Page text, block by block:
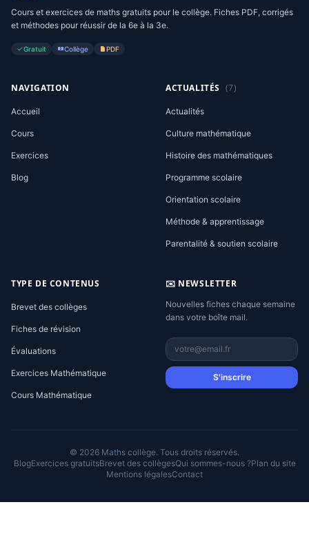
Cours et exercices de maths gratuits pour le collège. Fiches PDF, corrigés
et méthodes pour réussir de la 6e à la 3e.
Gratuit Collège PDF
NAVIGATION
Accueil
Cours
Exercices
Blog
ACTUALITÉS (7)
Actualités
Culture mathématique
Histoire des mathématiques
Programme scolaire
Orientation scolaire
Méthode & apprentissage
Parentalité & soutien scolaire
TYPE DE CONTENUS
Brevet des collèges
Fiches de révision
Évaluations
Exercices Mathématique
Cours Mathématique
✉️ NEWSLETTER
Nouvelles fiches chaque semaine
dans votre boîte mail.
S'inscrire
© 2026 Maths collège. Tous droits réservés.
BlogExercices gratuitsBrevet des collègesQui sommes-nous ?Plan du site
Mentions légalesContact